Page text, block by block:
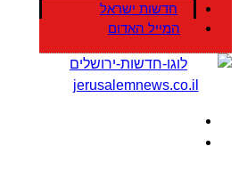
חדשות ישראל
המייל האדום